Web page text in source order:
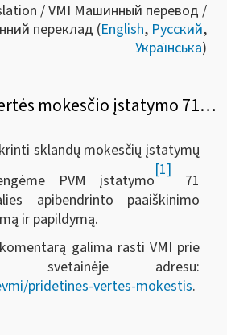
/ VMI Машинный перевод /
переклад (English, Русский,
Українська)
Dėl Pridėtinės vertės mokesčio įstatymo 71 straipsnio 7 dalies komentaro pakeitimo ir papildymo
sklandų mokesčių įstatymų
PVM įstatymo
[1]
71
apibendrinto paaiškinimo
ir papildymą.
galima rasti VMI prie
svetainėje adresu:
pridetines-vertes-mokestis.